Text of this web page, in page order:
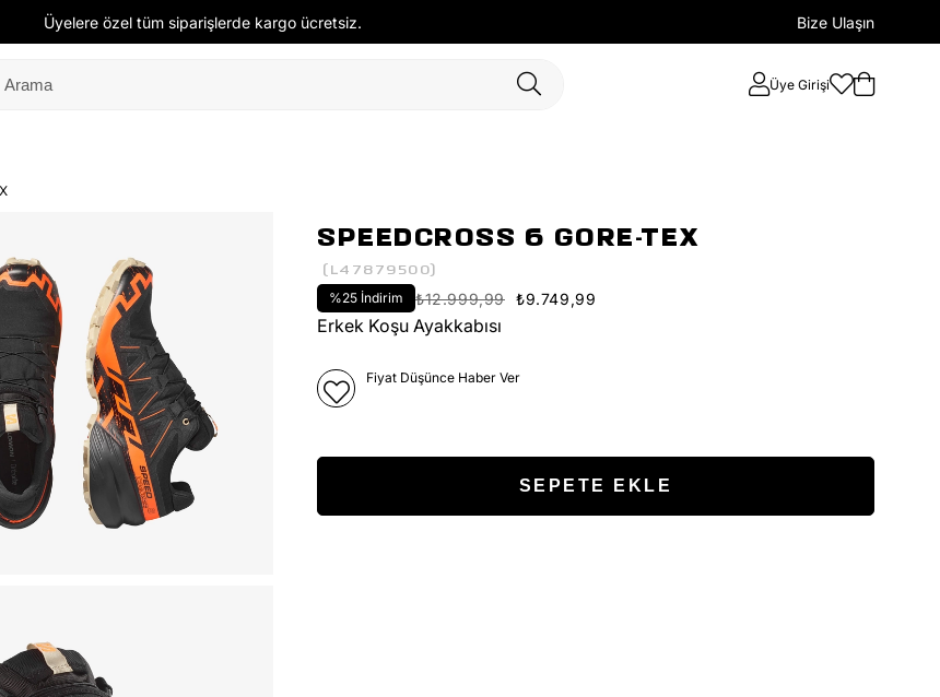
Üyelere özel tüm siparişlerde kargo ücretsiz. Bize Ulaşın
Üye Girişi
SPEEDCROSS 6 GORE-TEX
(L47879500)
%25 İndirim ₺12.999,99 ₺9.749,99
Erkek Koşu Ayakkabısı
Fiyat Düşünce Haber Ver